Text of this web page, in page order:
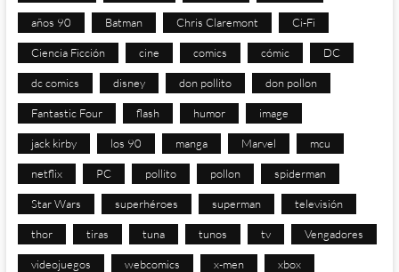
años 90 Batman Chris Claremont Ci-Fi
Ciencia Ficción cine comics cómic DC
dc comics disney don pollito don pollon
Fantastic Four flash humor image
jack kirby los 90 manga Marvel mcu
netflix PC pollito pollon spiderman
Star Wars superhéroes superman televisión
thor tiras tuna tunos tv Vengadores
videojuegos webcomics x-men xbox